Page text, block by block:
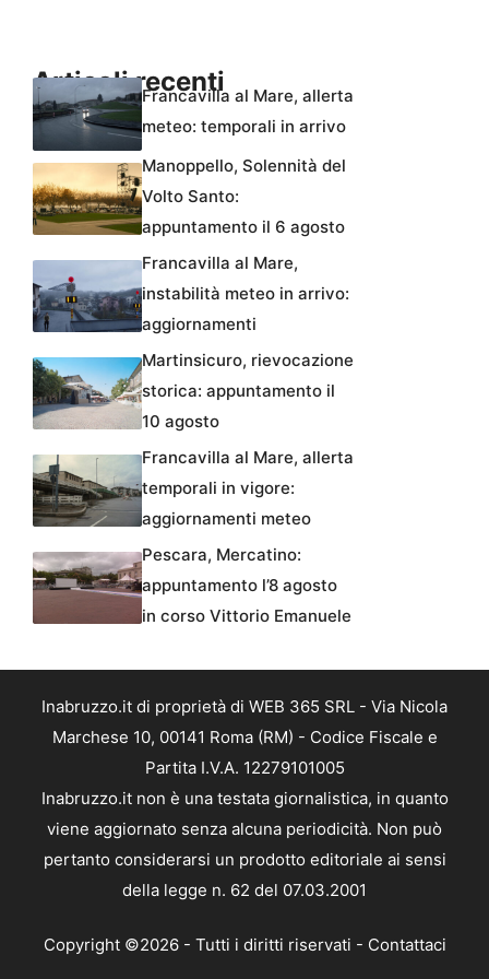
Articoli recentiFrancavilla al Mare, allerta
meteo: temporali in arrivo
Manoppello, Solennità del
Volto Santo:
appuntamento il 6 agosto
Francavilla al Mare,
instabilità meteo in arrivo:
aggiornamenti
Martinsicuro, rievocazione
storica: appuntamento il
10 agosto
Francavilla al Mare, allerta
temporali in vigore:
aggiornamenti meteo
Pescara, Mercatino:
appuntamento l’8 agosto
in corso Vittorio Emanuele
Inabruzzo.it di proprietà di WEB 365 SRL - Via Nicola
Marchese 10, 00141 Roma (RM) - Codice Fiscale e
Partita I.V.A. 12279101005
Inabruzzo.it non è una testata giornalistica, in quanto
viene aggiornato senza alcuna periodicità. Non può
pertanto considerarsi un prodotto editoriale ai sensi
della legge n. 62 del 07.03.2001
Copyright ©2026 - Tutti i diritti riservati - Contattaci